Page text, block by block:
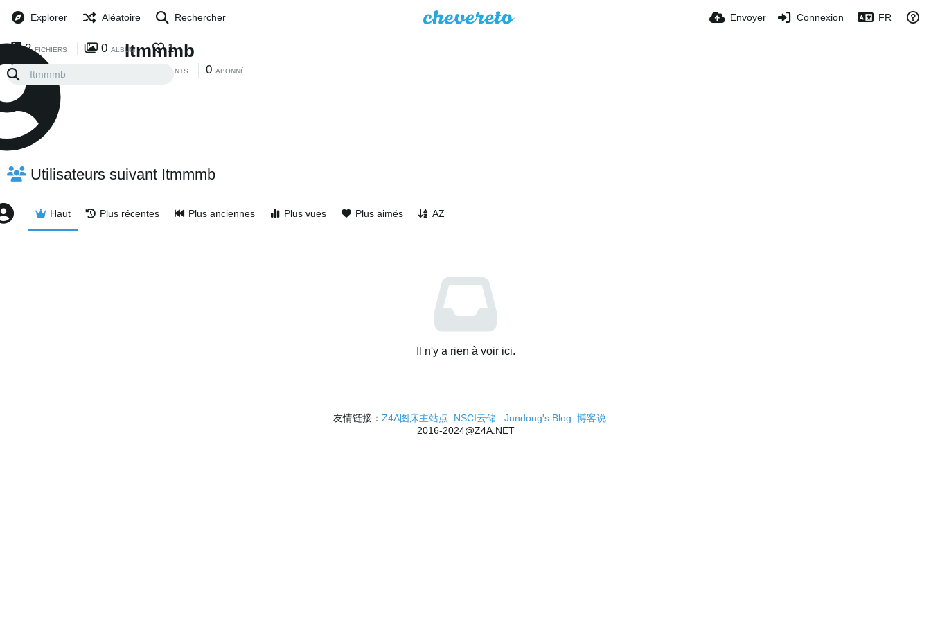
Explorer Aléatoire Rechercher Envoyer Connexion FR
Itmmmb
ABONNEMENTS 0 ABONNÉ
2 FICHIERS 0 ALBUM 1
Utilisateurs suivant Itmmmb
Haut Plus récentes Plus anciennes Plus vues Plus aimés AZ
Il n'y a rien à voir ici.
友情链接： Z4A图床主站点 NSCI云储 Jundong's Blog 博客说
2016-2024@Z4A.NET